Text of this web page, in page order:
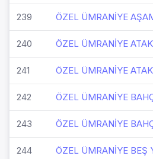
239 ÖZEL ÜMRANİYE
240 ÖZEL ÜMRANİYE
241 ÖZEL ÜMRANİYE
242 ÖZEL ÜMRANİYE
243 ÖZEL ÜMRANİYE
244 ÖZEL ÜMRANİYE BEŞ